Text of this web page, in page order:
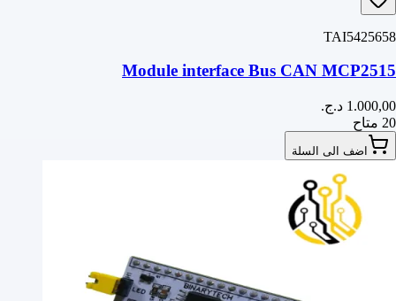
TAI5425658
Module interface Bus CAN MCP2515
20 متاح
اضف الى السلة